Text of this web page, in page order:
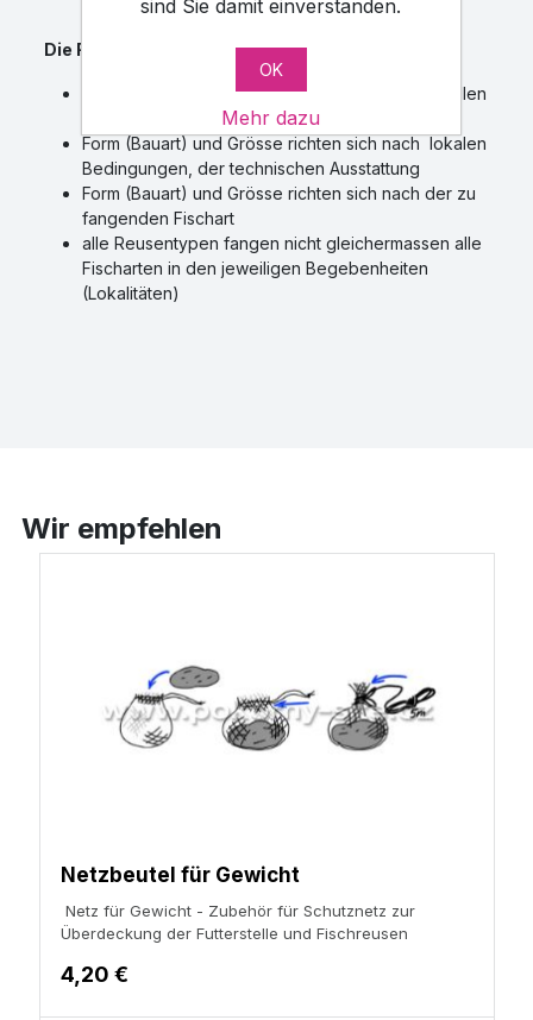
sind Sie damit einverstanden.
OK
Mehr dazu
Die Fischreusen dienen
zum Fangen von Fischproben und zum industriellen
Fischfang, im Standwasser sowie Fliesswasser
Form (Bauart) und Grösse richten sich nach lokalen
Bedingungen, der technischen Ausstattung
Form (Bauart) und Grösse richten sich nach der zu
fangenden Fischart
alle Reusentypen fangen nicht gleichermassen alle
Fischarten in den jeweiligen Begebenheiten
(Lokalitäten)
Wir empfehlen
Netzbeutel für Gewicht
Netz für Gewicht - Zubehör für Schutznetz zur
Überdeckung der Futterstelle und Fischreusen
4,20 €